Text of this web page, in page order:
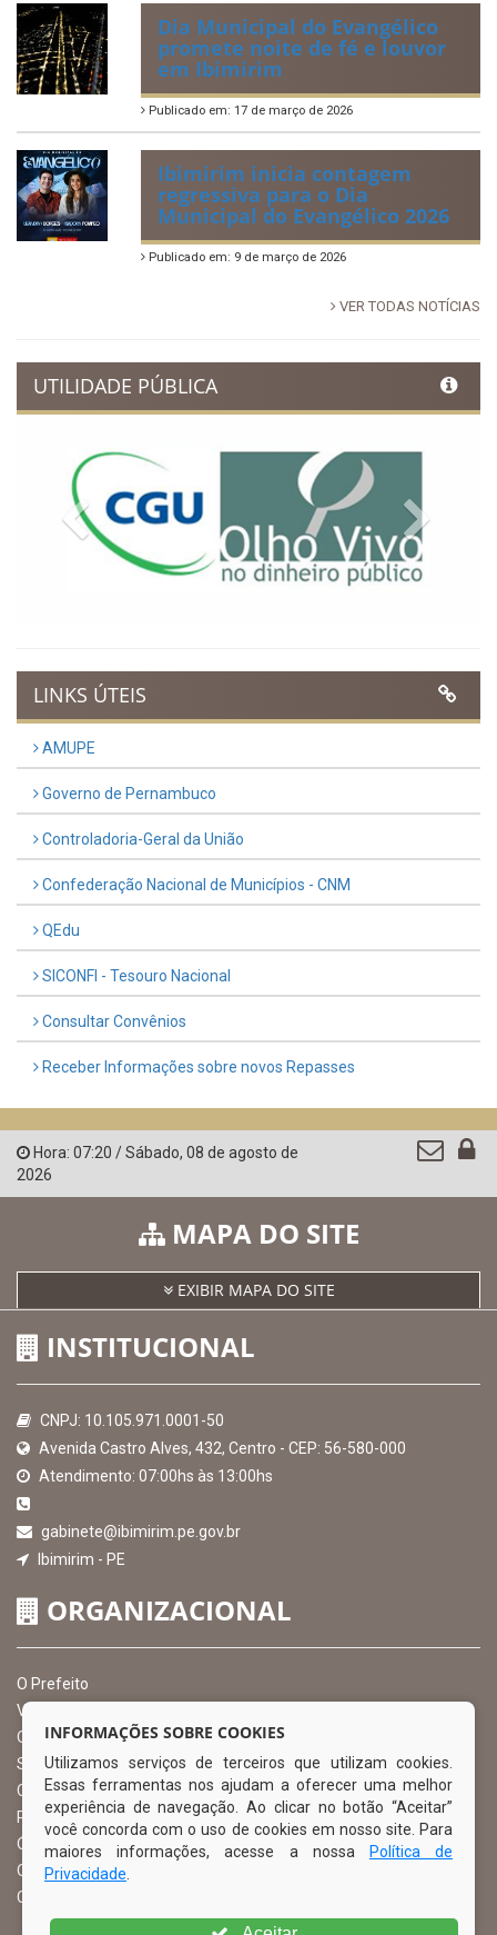
Dia Municipal do Evangélico
promete noite de fé e louvor
em Ibimirim
Publicado em: 17 de março de 2026
Ibimirim inicia contagem
regressiva para o Dia
Municipal do Evangélico 2026
Publicado em: 9 de março de 2026
VER TODAS NOTÍCIAS
UTILIDADE PÚBLICA
Previous
LINKS ÚTEIS
AMUPE
Governo de Pernambuco
Controladoria-Geral da União
Confederação Nacional de Municípios - CNM
QEdu
SICONFI - Tesouro Nacional
Consultar Convênios
Receber Informações sobre novos Repasses
Hora: 07:20 /Sábado, 08 de agosto de
2026
MAPA DO SITE
EXIBIR MAPA DO SITE
INSTITUCIONAL
CNPJ: 10.105.971.0001-50
Avenida Castro Alves, 432, Centro - CEP: 56-580-000
Atendimento: 07:00hs às 13:00hs
gabinete@ibimirim.pe.gov.br
Ibimirim - PE
ORGANIZACIONAL
O Prefeito
Vice Prefeito
Ouvidoria Municipal
Serviço de Informação ao Cidadão – SIC
Chefe de Gabinete
Procuradoria Geral
Órgão de Controle Interno
Organograma
Comissão Permanente de Licitação – CPL
INFORMAÇÕES SOBRE COOKIES
Utilizamos serviços de terceiros que utilizam cookies.
Essas ferramentas nos ajudam a oferecer uma melhor
experiência de navegação. Ao clicar no botão “Aceitar”
você concorda com o uso de cookies em nosso site. Para
maiores informações, acesse a nossa
Política de
Privacidade